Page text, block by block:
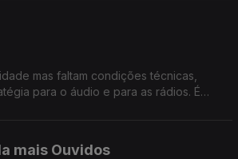
mas faltam condições técnicas,
para o áudio e para as rádios. É
mais Ouvidos